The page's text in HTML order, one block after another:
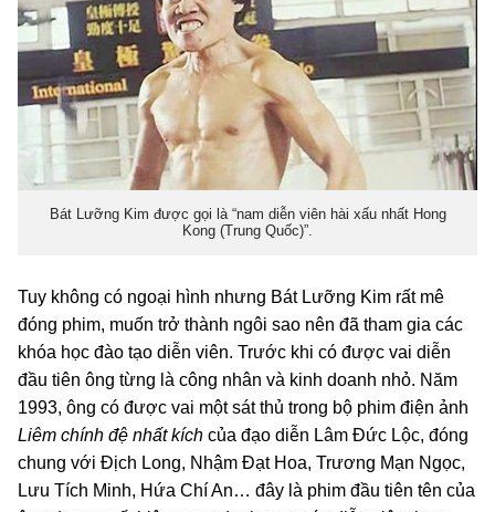
Bát Lưỡng Kim được gọi là “nam diễn viên hài xấu nhất Hong
Kong (Trung Quốc)”.
Tuy không có ngoại hình nhưng Bát Lưỡng Kim rất mê
đóng phim, muốn trở thành ngôi sao nên đã tham gia các
khóa học đào tạo diễn viên. Trước khi có được vai diễn
đầu tiên ông từng là công nhân và kinh doanh nhỏ. Năm
1993, ông có được vai một sát thủ trong bộ phim điện ảnh
Liêm chính đệ nhất kích của đạo diễn Lâm Đức Lộc, đóng
chung với Địch Long, Nhậm Đạt Hoa, Trương Mạn Ngọc,
Lưu Tích Minh, Hứa Chí An… đây là phim đầu tiên tên của